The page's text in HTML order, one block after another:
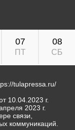
07
ПТ
08
СБ
tulapressa.ru/
10.04.2023 г.
2023 г.
связи,
коммуникаций.